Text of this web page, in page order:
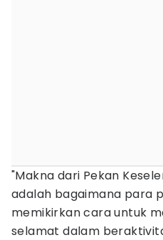
"Makna dari Pekan
adalah bagaimana para
memikirkan cara untuk
selamat dalam